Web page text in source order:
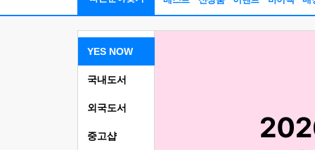
YES NOW
국내도서
외국도서
중고샵